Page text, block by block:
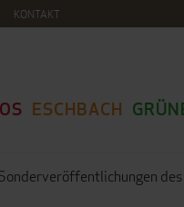
KONTAKT
ESCHBACH